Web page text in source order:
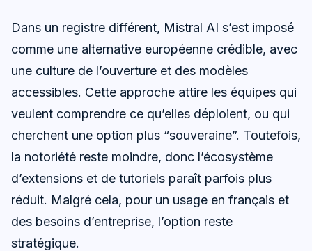
Dans un registre différent, Mistral AI s’est imposé
comme une alternative européenne crédible, avec
une culture de l’ouverture et des modèles
accessibles. Cette approche attire les équipes qui
veulent comprendre ce qu’elles déploient, ou qui
cherchent une option plus “souveraine”. Toutefois,
la notoriété reste moindre, donc l’écosystème
d’extensions et de tutoriels paraît parfois plus
réduit. Malgré cela, pour un usage en français et
des besoins d’entreprise, l’option reste
stratégique.